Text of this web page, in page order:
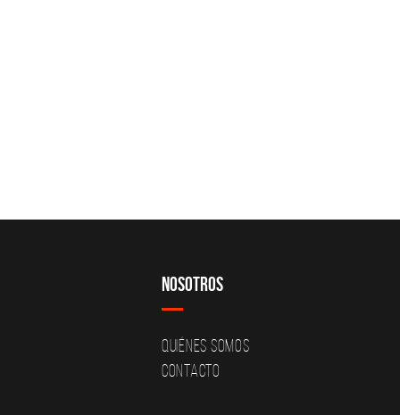
Nosotros
Quiénes Somos
Contacto